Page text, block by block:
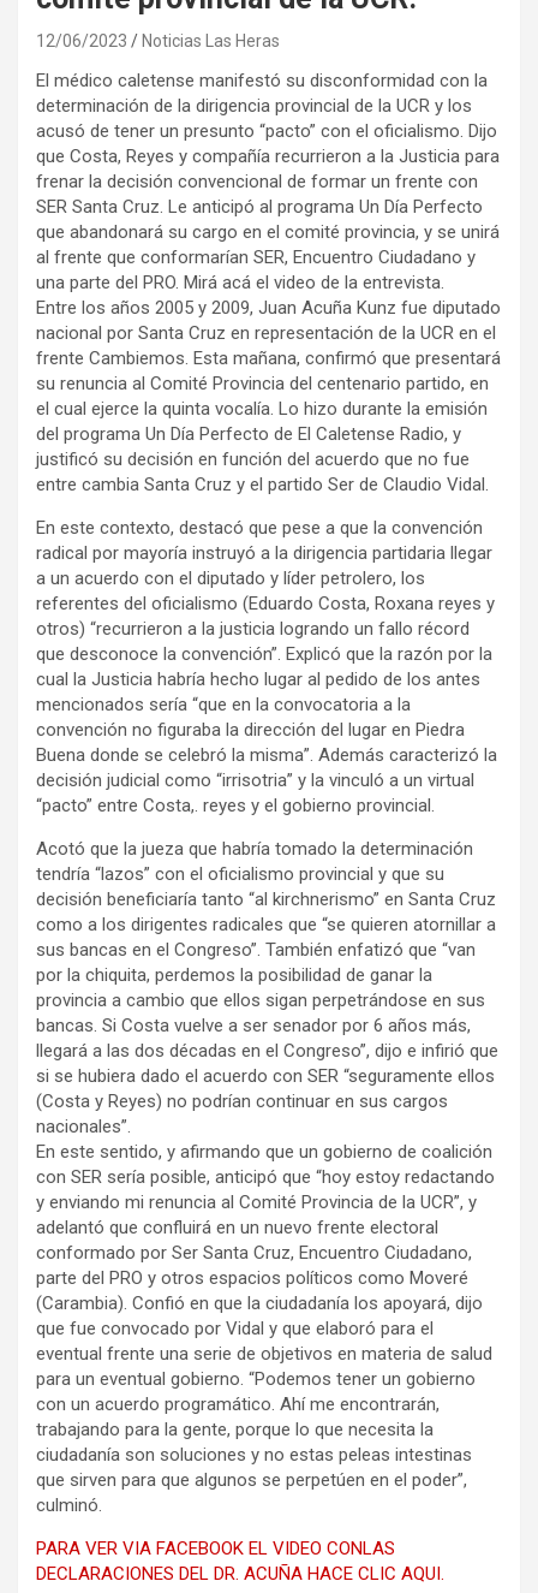
12/06/2023 Noticias Las Heras
El médico caletense manifestó su disconformidad con la
determinación de la dirigencia provincial de la UCR y los
acusó de tener un presunto “pacto” con el oficialismo. Dijo
que Costa, Reyes y compañía recurrieron a la Justicia para
frenar la decisión convencional de formar un frente con
SER Santa Cruz. Le anticipó al programa Un Día Perfecto
que abandonará su cargo en el comité provincia, y se unirá
al frente que conformarían SER, Encuentro Ciudadano y
una parte del PRO. Mirá acá el video de la entrevista.
Entre los años 2005 y 2009, Juan Acuña Kunz fue diputado
nacional por Santa Cruz en representación de la UCR en el
frente Cambiemos. Esta mañana, confirmó que presentará
su renuncia al Comité Provincia del centenario partido, en
el cual ejerce la quinta vocalía. Lo hizo durante la emisión
del programa Un Día Perfecto de El Caletense Radio, y
justificó su decisión en función del acuerdo que no fue
entre cambia Santa Cruz y el partido Ser de Claudio Vidal.
En este contexto, destacó que pese a que la convención
radical por mayoría instruyó a la dirigencia partidaria llegar
a un acuerdo con el diputado y líder petrolero, los
referentes del oficialismo (Eduardo Costa, Roxana reyes y
otros) “recurrieron a la justicia logrando un fallo récord
que desconoce la convención”. Explicó que la razón por la
cual la Justicia habría hecho lugar al pedido de los antes
mencionados sería “que en la convocatoria a la
convención no figuraba la dirección del lugar en Piedra
Buena donde se celebró la misma”. Además caracterizó la
decisión judicial como “irrisotria” y la vinculó a un virtual
“pacto” entre Costa,. reyes y el gobierno provincial.
Acotó que la jueza que habría tomado la determinación
tendría “lazos” con el oficialismo provincial y que su
decisión beneficiaría tanto “al kirchnerismo” en Santa Cruz
como a los dirigentes radicales que “se quieren atornillar a
sus bancas en el Congreso”. También enfatizó que “van
por la chiquita, perdemos la posibilidad de ganar la
provincia a cambio que ellos sigan perpetrándose en sus
bancas. Si Costa vuelve a ser senador por 6 años más,
llegará a las dos décadas en el Congreso”, dijo e infirió que
si se hubiera dado el acuerdo con SER “seguramente ellos
(Costa y Reyes) no podrían continuar en sus cargos
nacionales”.
En este sentido, y afirmando que un gobierno de coalición
con SER sería posible, anticipó que “hoy estoy redactando
y enviando mi renuncia al Comité Provincia de la UCR”, y
adelantó que confluirá en un nuevo frente electoral
conformado por Ser Santa Cruz, Encuentro Ciudadano,
parte del PRO y otros espacios políticos como Moveré
(Carambia). Confió en que la ciudadanía los apoyará, dijo
que fue convocado por Vidal y que elaboró para el
eventual frente una serie de objetivos en materia de salud
para un eventual gobierno. “Podemos tener un gobierno
con un acuerdo programático. Ahí me encontrarán,
trabajando para la gente, porque lo que necesita la
ciudadanía son soluciones y no estas peleas intestinas
que sirven para que algunos se perpetúen en el poder”,
culminó.
PARA VER VIA FACEBOOK EL VIDEO CONLAS
DECLARACIONES DEL DR. ACUÑA HACE CLIC AQUI.